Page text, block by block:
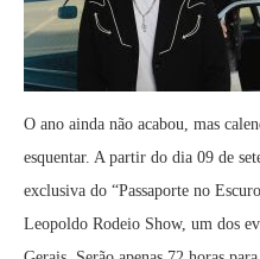
O ano ainda não acabou, mas
esquentar. A partir do dia 09 de
exclusiva do “Passaporte no
Leopoldo Rodeio Show, um dos